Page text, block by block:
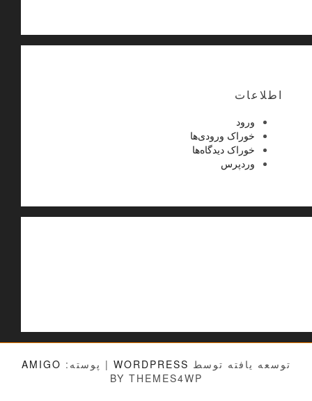
اطلاعات
ورود
خوراک ورودی‌ها
خوراک دیدگاه‌ها
وردپرس
توسعه یافته توسط WORDPRESS
| پوسته: AMIGO
BY THEMES4WP